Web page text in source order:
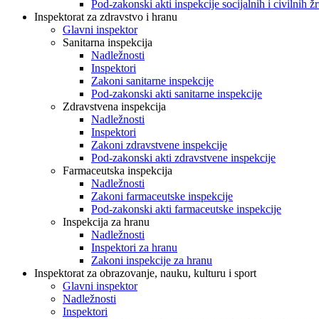
Pod-zakonski akti inspekcije socijalnih i civilnih
Inspektorat za zdravstvo i hranu
Glavni inspektor
Sanitarna inspekcija
Nadležnosti
Inspektori
Zakoni sanitarne inspekcije
Pod-zakonski akti sanitarne inspekcije
Zdravstvena inspekcija
Nadležnosti
Inspektori
Zakoni zdravstvene inspekcije
Pod-zakonski akti zdravstvene inspekcije
Farmaceutska inspekcija
Nadležnosti
Zakoni farmaceutske inspekcije
Pod-zakonski akti farmaceutske inspekcije
Inspekcija za hranu
Nadležnosti
Inspektori za hranu
Zakoni inspekcije za hranu
Inspektorat za obrazovanje, nauku, kulturu i sport
Glavni inspektor
Nadležnosti
Inspektori